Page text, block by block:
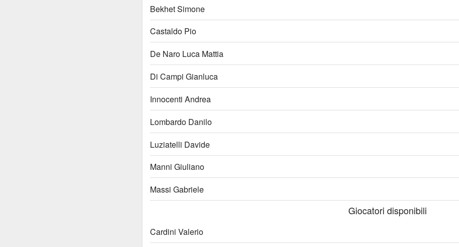
Bekhet Simone
Castaldo Pio
De Naro Luca Mattia
Di Campi Gianluca
Innocenti Andrea
Lombardo Danilo
Luziatelli Davide
Manni Giuliano
Massi Gabriele
Giocatori disponibili
Cardini Valerio